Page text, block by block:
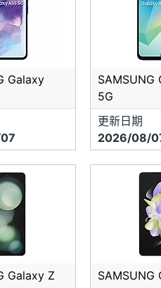
時間: 上午 11:30~~晚上
ID: @nak1965y
Galaxy
SAMSUNG
5G
更新日期
2026/08/
Galaxy Z
SAMSUNG